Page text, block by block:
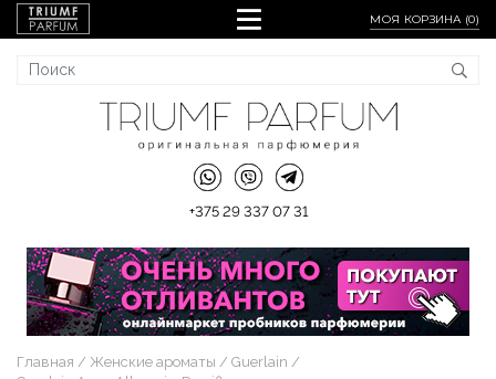
МОЯ КОРЗИНА (0)
+375 29 337 07 31
Главная Женские ароматы
Guerlain